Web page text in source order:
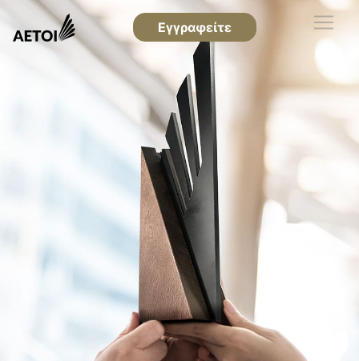
Εγγραφείτε